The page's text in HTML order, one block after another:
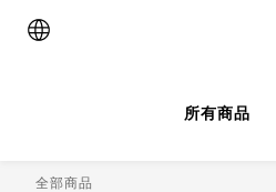
所有商品
全部商品